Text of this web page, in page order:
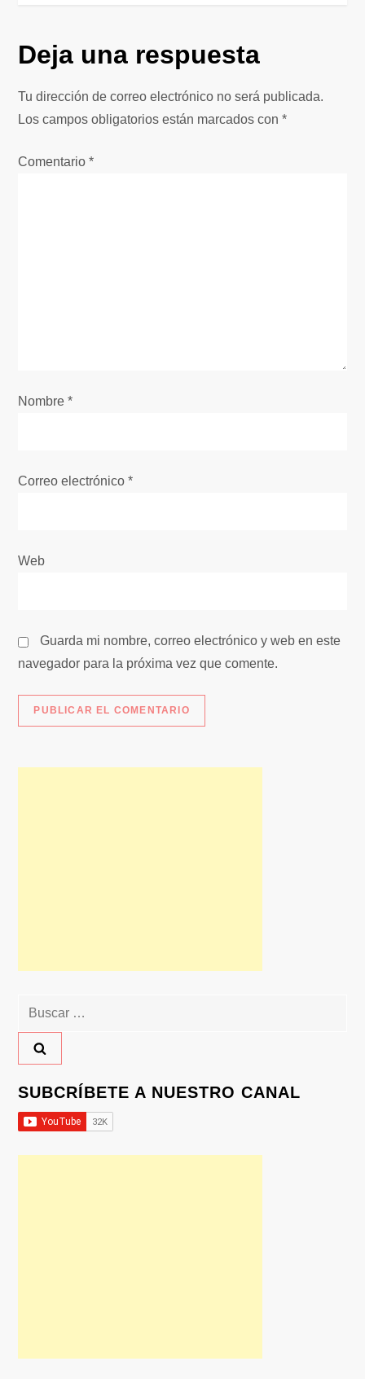
g
a
c
i
n
r
d
Deja una respuesta
Tu dirección de correo electrónico no será publicada.
Los campos obligatorios están marcados con*
Comentario*
Nombre*
Correo electrónico*
Web
Guarda mi nombre, correo electrónico y web en este
navegador para la próxima vez que comente.
Buscar:
SUBCRÍBETE A NUESTRO CANAL